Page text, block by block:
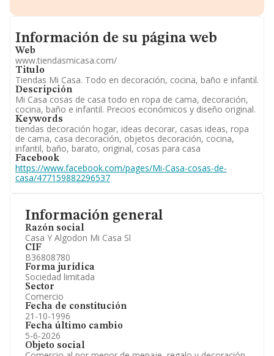
Información general
Razón social
Casa Y Algodon Mi Casa Sl
CIF
B36808780
Forma jurídica
Sociedad limitada
Sector
Comercio
Fecha de constitución
21-10-1996
Fecha último cambio
5-6-2026
Objeto social
Información oficial y registral complementaria.
Informacion de su página web
Información de su página web
Web
www.tiendasmicasa.com/
Titulo
Tiendas Mi Casa. Todo en decoración, cocina, baño e infantil.
Descripción
Mi Casa cosas de casa todo en ropa de cama, decoración,
cocina, baño e infantil. Precios económicos y diseño original.
Keywords
tiendas decoración hogar, ideas decorar, casas ideas, ropa
de cama, casa decoración, objetos decoración, cocina,
infantil, baño, barato, original, cosas para casa
Facebook
https://www.facebook.com/pages/Mi-Casa-cosas-de-
casa/477159882296537